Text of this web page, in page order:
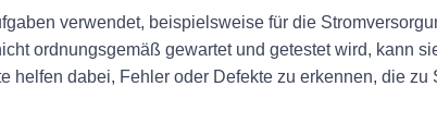
verwendet, beispielsweise für die
ordnungsgemäß gewartet und getestet wird, kann
helfen dabei, Fehler oder Defekte zu erkennen, die zu